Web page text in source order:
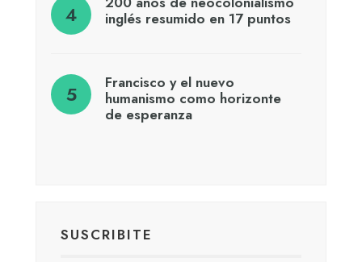
inglés resumido en 17 puntos
Francisco y el nuevo
humanismo como horizonte
de esperanza
SUSCRIBITE